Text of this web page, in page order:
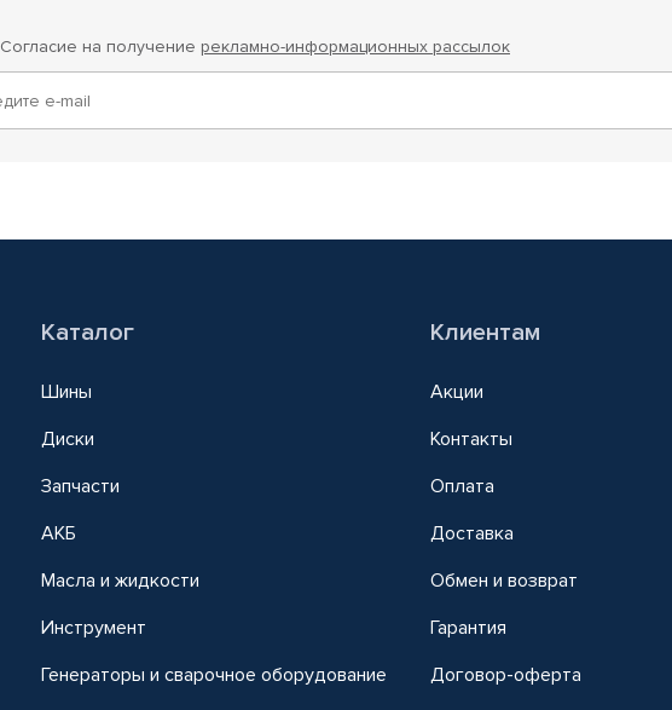
Согласие на получение рекламно-информационных рассылок
Каталог
Шины
Диски
Запчасти
АКБ
Масла и жидкости
Инструмент
Генераторы и сварочное оборудование
Клиентам
Акции
Контакты
Оплата
Доставка
Обмен и возврат
Гарантия
Договор-оферта